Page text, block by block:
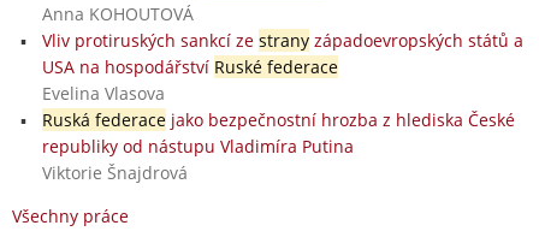
Anna KOHOUTOVÁ
Vliv protiruských sankcí ze stranyzápadoevropských států a
USA na hospodářství Ruské federace
Evelina Vlasova
Ruská federacejako bezpečnostní hrozba z hlediska České
republiky od nástupu Vladimíra Putina
Viktorie Šnajdrová
Všechny práce